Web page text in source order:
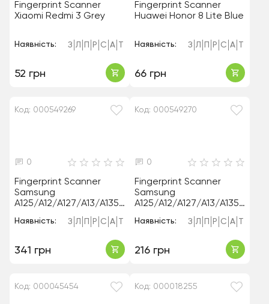
Fingerprint Scanner
Xiaomi Redmi 3 Grey
Наявність: З Л Р С А
52 грн
Fingerprint Scanner
Huawei Honor 8 Lite Blue
Наявність: З Л Р С А
66 грн
Код: 000549269
0
Fingerprint Scanner
Samsung
A125/A12/A127/A13/A135/
A136/M12/M125/M127/A0
47 White Orig
Наявність: З Л Р С А
341 грн
Код: 000549270
0
Fingerprint Scanner
Samsung
A125/A12/A127/A13/A135/
A136/M12/M125/M127/A0
47 Red Orig
Наявність: З Л Р С А
216 грн
Код: 000045454 Код: 000018255